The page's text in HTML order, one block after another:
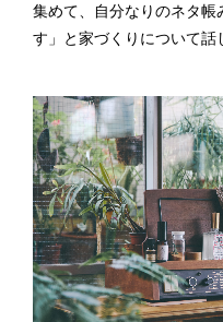
集めて、自分なりのネタ
す」と家づくりについて話